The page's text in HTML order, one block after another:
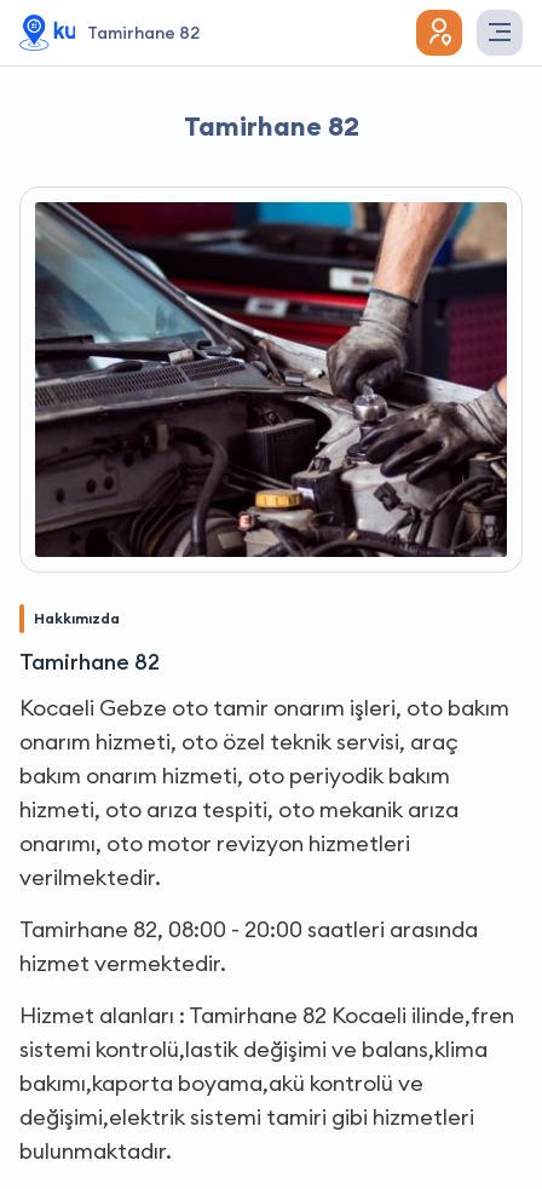
Tamirhane 82
Tamirhane 82
Hakkımızda
Tamirhane 82
Kocaeli Gebze oto tamir onarım işleri, oto bakım
onarım hizmeti, oto özel teknik servisi, araç
bakım onarım hizmeti, oto periyodik bakım
hizmeti, oto arıza tespiti, oto mekanik arıza
onarımı, oto motor revizyon hizmetleri
verilmektedir.
Tamirhane 82, 08:00 - 20:00 saatleri arasında
hizmet vermektedir.
Hizmet alanları : Tamirhane 82 Kocaeli ilinde,fren
sistemi kontrolü,lastik değişimi ve balans,klima
bakımı,kaporta boyama,akü kontrolü ve
değişimi,elektrik sistemi tamiri gibi hizmetleri
bulunmaktadır.